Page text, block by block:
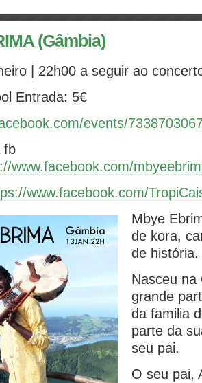
(Gâmbia)
| 22h00 a seguir ao
Entrada: 5€
events/
fb
www.facebook.com/
www.facebook.com/
Mbye
de kora,
de história.
Nasceu na
grande
da familia
parte da
seu pai.
O seu pai,